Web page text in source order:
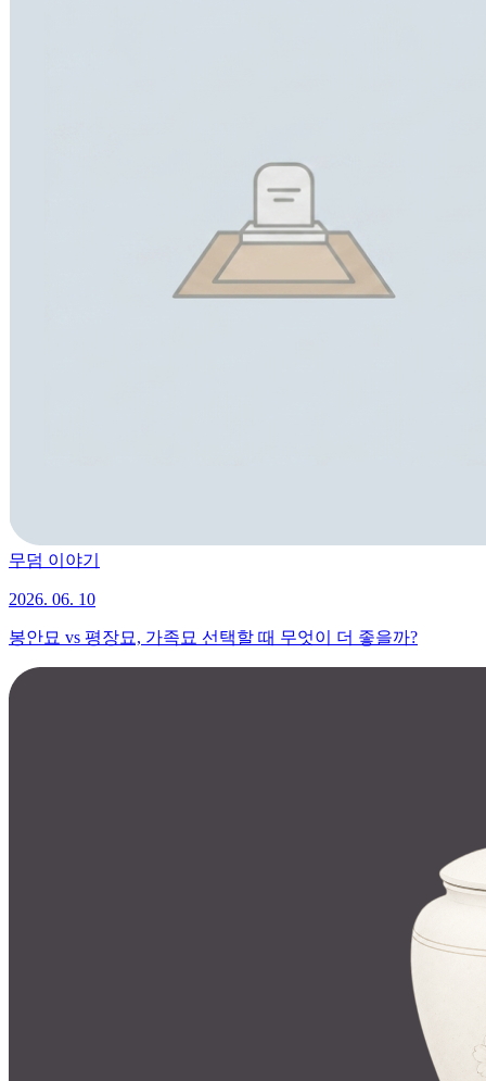
무덤 이야기
2026. 06. 10
봉안묘 vs 평장묘, 가족묘 선택할 때 무엇이 더 좋을까?